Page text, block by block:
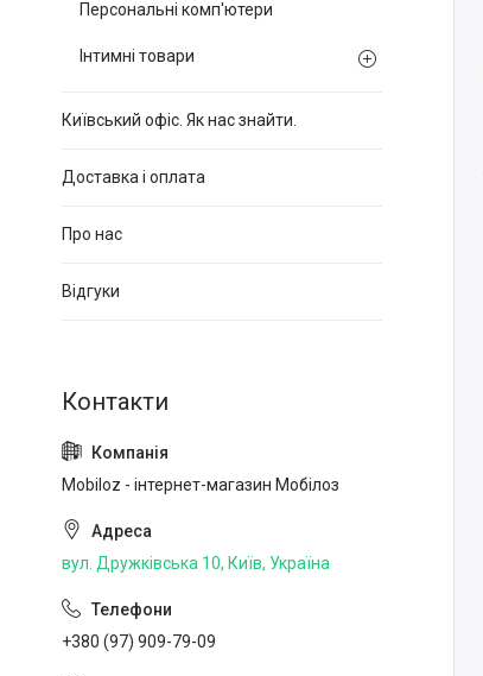
Персональні комп'ютери
Інтимні товари
Київський офіс. Як нас знайти.
Доставка і оплата
Про нас
Відгуки
Mobiloz - інтернет-магазин Мобілоз
вул. Дружківська 10, Київ, Україна
+380 (97) 909-79-09